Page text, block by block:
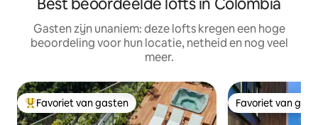
Gasten zijn unaniem: deze lofts kregen een hoge
beoordeling voor hun locatie, netheid en nog veel
meer.
Topfavoriet van gasten
Favoriet van gasten Favoriet van
Favoriet van